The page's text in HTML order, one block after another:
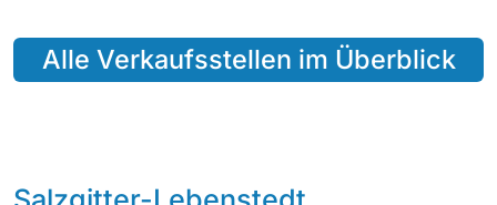
Alle Verkaufsstellen im Überblick